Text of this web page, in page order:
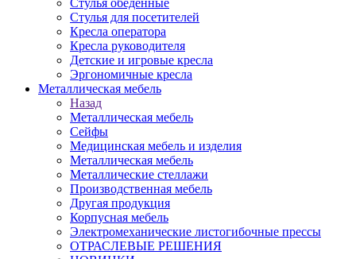
Стулья обеденные
Стулья для посетителей
Кресла оператора
Кресла руководителя
Детские и игровые кресла
Эргономичные кресла
Металлическая мебель
Назад
Металлическая мебель
Сейфы
Медицинская мебель и изделия
Металлическая мебель
Металлические стеллажи
Производственная мебель
Другая продукция
Корпусная мебель
Электромеханические листогибочные прессы
ОТРАСЛЕВЫЕ РЕШЕНИЯ